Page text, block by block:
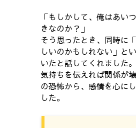
「もしかして、俺はあい
きなのか？」
そう思ったとき、同時に
しいのかもしれない」と
いたと話してくれました。
気持ちを伝えれば関係が
の恐怖から、感情を心に
した。